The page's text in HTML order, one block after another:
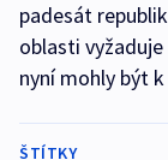
padesát
oblasti
nyní mohly být
ŠTÍTKY